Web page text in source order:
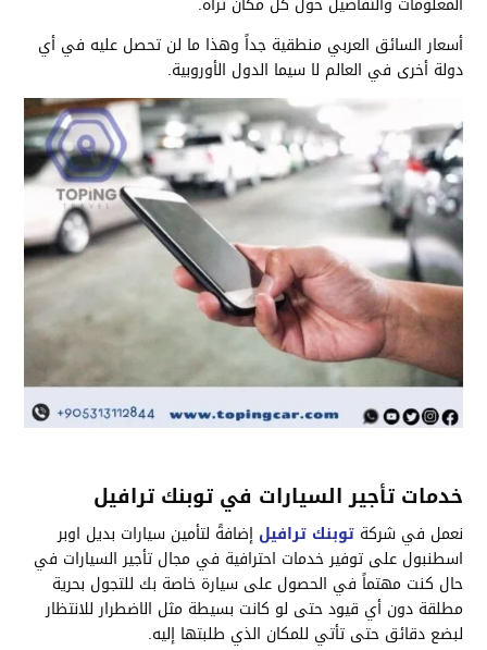
أسعار السائق العربي منطقية جداً وهذا ما لن تحصل عليه في أي
دولة أخرى في العالم لا سيما الدول الأوروبية.
خدمات تأجير السيارات في توبنك ترافيل
نعمل في شركة توبنك ترافيل إضافةً لتأمين سيارات بديل اوبر
اسطنبول على توفير خدمات احترافية في مجال تأجير السيارات في
حال كنت مهتماً في الحصول على سيارة خاصة بك للتجول بحرية
مطلقة دون أي قيود حتى لو كانت بسيطة مثل الاضطرار للانتظار
لبضع دقائق حتى تأتي للمكان الذي طلبتها إليه.